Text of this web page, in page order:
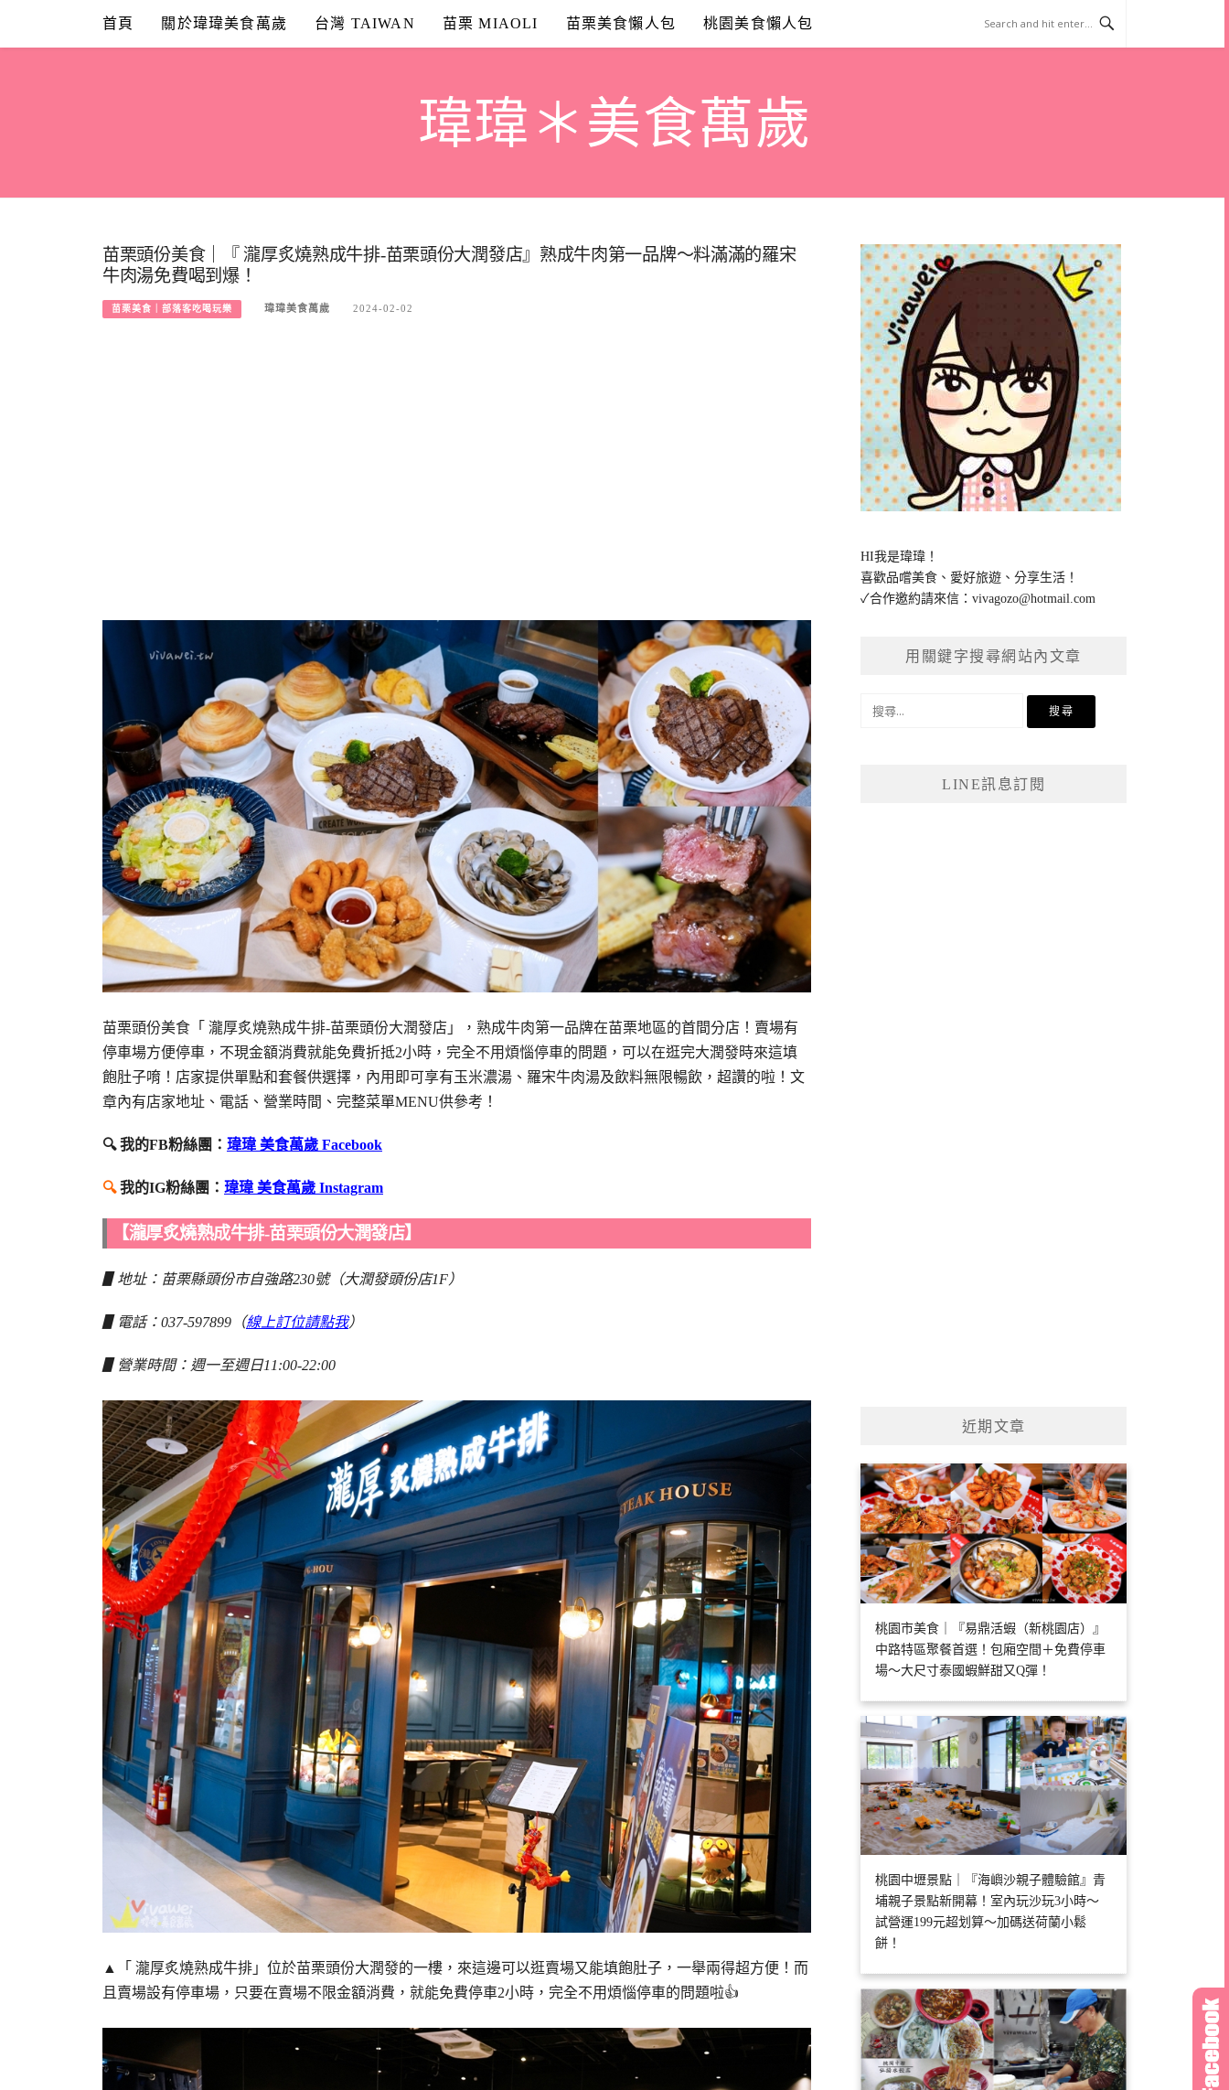
content
首頁 關於瑋瑋美食萬歲 台灣 TAIWAN 苗栗 MIAOLI 苗栗美食懶人包 桃園美食懶人包
瑋瑋＊美食萬歲
苗栗頭份美食｜『 瀧厚炙燒熟成牛排-苗栗頭份大潤發店』熟成牛肉第一品牌～料滿滿的羅宋
牛肉湯免費喝到爆！
苗栗美食｜部落客吃喝玩樂 瑋瑋美食萬歲 2024-02-02
苗栗頭份美食「 瀧厚炙燒熟成牛排-苗栗頭份大潤發店」，熟成牛肉第一品牌在苗栗地區的首間分店！賣場有
停車場方便停車，不現金額消費就能免費折抵2小時，完全不用煩惱停車的問題，可以在逛完大潤發時來這填
飽肚子唷！店家提供單點和套餐供選擇，內用即可享有玉米濃湯、羅宋牛肉湯及飲料無限暢飲，超讚的啦！文
章內有店家地址、電話、營業時間、完整菜單MENU供參考！
🔍 我的FB粉絲團： 瑋瑋 美食萬歲 Facebook
🔍我的IG粉絲團： 瑋瑋 美食萬歲 Instagram
【瀧厚炙燒熟成牛排-苗栗頭份大潤發店】
▋地址：苗栗縣頭份市自強路230號（大潤發頭份店1F）
▋電話：037-597899（線上訂位請點我）
▋營業時間：週一至週日11:00-22:00
▲「 瀧厚炙燒熟成牛排」位於苗栗頭份大潤發的一樓，來這邊可以逛賣場又能填飽肚子，一舉兩得超方便！而
且賣場設有停車場，只要在賣場不限金額消費，就能免費停車2小時，完全不用煩惱停車的問題啦👍
HI我是瑋瑋！
喜歡品嚐美食、愛好旅遊、分享生活！
✓合作邀約請來信：vivagozo@hotmail.com
用關鍵字搜尋網站內文章
LINE訊息訂閱
近期文章
桃園市美食｜『易鼎活蝦（新桃園店）』
中路特區聚餐首選！包廂空間＋免費停車
場～大尺寸泰國蝦鮮甜又Q彈！
桃園中壢景點｜『海嶼沙親子體驗館』青
埔親子景點新開幕！室內玩沙玩3小時～
試營運199元超划算～加碼送荷蘭小鬆
餅！